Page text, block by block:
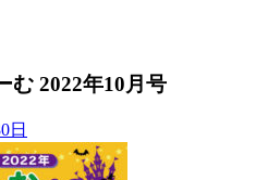
む 2022年10月号
日